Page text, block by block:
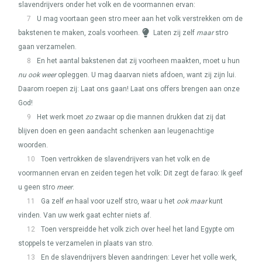
slavendrijvers onder het volk en de voormannen ervan:
7
U mag voortaan geen stro meer aan het volk verstrekken om de
bakstenen te maken, zoals voorheen.
Laten zij zelf maarstro
gaan verzamelen.
8
En het aantal bakstenen dat zij voorheen maakten, moet u hun
nu ook weeropleggen. U mag daarvan niets afdoen, want zij zijn lui.
Daarom roepen zij: Laat ons gaan! Laat ons offers brengen aan onze
God!
9
Het werk moet zozwaar op die mannen drukken dat zij dat
blijven doen en geen aandacht schenken aan leugenachtige
woorden.
10
Toen vertrokken de slavendrijvers van het volk en de
voormannen ervan en zeiden tegen het volk: Dit zegt de farao: Ik geef
u geen stro meer.
11
Ga zelf en haal voor uzelf stro, waar u het ook maarkunt
vinden. Van uw werk gaat echter niets af.
12
Toen verspreidde het volk zich over heel het land Egypte om
stoppels te verzamelen in plaats van stro.
13
En de slavendrijvers bleven aandringen: Lever het volle werk,